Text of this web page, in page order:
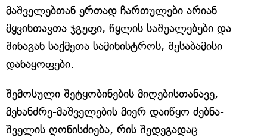
მაშველებთან ერთად ჩართულები არიან
მყვინთავთა ჯგუფი, წყლის საშუალებები და
შინაგან საქმეთა სამინისტროს, შესაბამისი
დანაყოფები.
შემოსული შეტყობინების მიღებისთანავე,
მეხანძრე-მაშველების მიერ დაიწყო ძებნა-
შველის ღონისძიება, რის შედეგადაც